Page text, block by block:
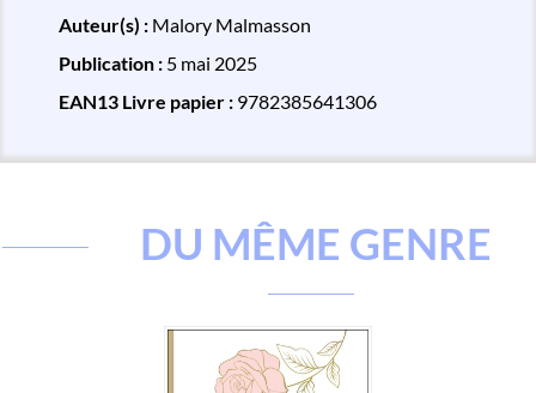
Auteur(s) : Malory Malmasson
Publication : 5 mai 2025
EAN13 Livre papier : 9782385641306
DU MÊME GENRE